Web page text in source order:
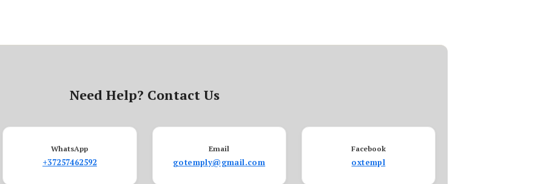
Need Help? Contact Us
WhatsApp
+37257462592
Email
gotemply@gmail.com
Facebook
oxtempl